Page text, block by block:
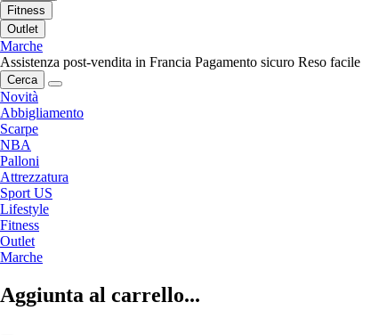
Fitness
Outlet
Marche
Assistenza post-vendita in Francia Pagamento sicuro Reso facile
Cerca
Novità
Abbigliamento
Scarpe
NBA
Palloni
Attrezzatura
Sport US
Lifestyle
Fitness
Outlet
Marche
Aggiunta al carrello...